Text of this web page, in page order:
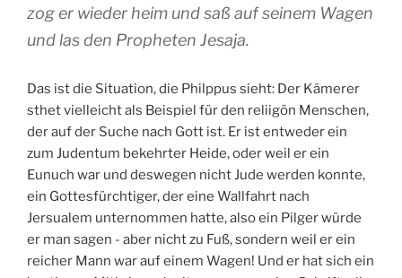
zog er wieder heim und saß auf seinem Wagen
und las den Propheten Jesaja.
Das ist die Situation, die Philppus sieht: Der Kämerer
sthet vielleicht als Beispiel für den reliigön Menschen,
der auf der Suche nach Gott ist. Er ist entweder ein
zum Judentum bekehrter Heide, oder weil er ein
Eunuch war und deswegen nicht Jude werden konnte,
ein Gottesfürchtiger, der eine Wallfahrt nach
Jersualem unternommen hatte, also ein Pilger würde
er man sagen - aber nicht zu Fuß, sondern weil er ein
reicher Mann war auf einem Wagen! Und er hat sich ein